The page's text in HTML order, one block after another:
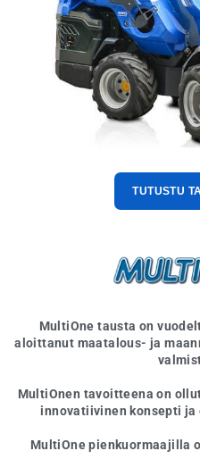
TUTUSTU
MultiOne tausta on
aloittanut maatalous- ja
MultiOnen tavoitteena on
innovatiivinen konsepti
MultiOne pienkuormaajilla